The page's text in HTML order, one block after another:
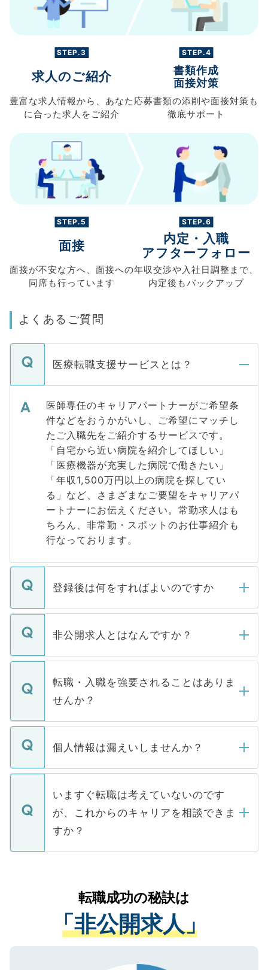
STEP.3
求人のご紹介
豊富な求人情報から、 あなた
に合った求人を ご紹介
STEP.4
書類作成
面接対策
応募書類の添削や面接対策も
徹底サポート
STEP.5
面接
面接が不安な方へ、 面接への
同席も行っています
STEP.6
内定・入職
アフターフォロー
年収交渉や入社日調整まで、
内定後もバックアップ
よくあるご質問
医療転職支援サービスとは？
医師専任のキャリアパートナーがご希望条
件などをおうかがいし、ご希望にマッチし
たご入職先をご紹介するサービスです。
「自宅から近い病院を紹介してほしい」
「医療機器が充実した病院で働きたい」
「年収1,500万円以上の病院を探してい
る」など、さまざまなご要望をキャリアパ
ートナーにお伝えください。常勤求人はも
ちろん、非常勤・スポットのお仕事紹介も
行なっております。
登録後は何をすればよいのですか
ご登録いただきましたら、弊社担当者がご
登録内容を確認し、その後メールもしくは
ます。通常、5営業日以内にはご連絡をせて
いただきますので、しばらくお待ちくださ
非公開求人とはなんですか？
マイナビDOCTORで取り扱っている求人の
うち約3割は、Webサイトからご覧いただ
けない「非公開求人」です。非公開求人は
下記の理由によって、一般には公開してい
ません。
■応募殺到を避けるため 人気のある医療機
関を公にしてしまうと、応募が殺到する場
に、医療機関が求める条件に合った人材の
みを人材紹介会社に依頼するケースが増え
ています。
転職・入職を強要されることはありま
せんか？
転職・入職を強要することは一切ありませ
ん。また、仮に応募先から内定をいただい
定を承諾する必要はありません。内定先へ
の辞退の連絡はキャリアパートナーが行い
個人情報は漏えいしませんか？
個人情報が漏えいすることはありませんの
で、ご安心ください。当サイトからの登録
などで収集したご登録者様の個人情報は、
ご本人のキャリアアップおよび転職活動の
支援を目的に使用いたします。お預かりし
ているすべての個人データはご本人の許可
は、個人情報の取り扱いについての厳密な
管理基準を満たした事業者のみに付与され
る、プライバシーマークを取得済みです。
いますぐ転職は考えていないのです
が、これからのキャリアを相談できま
すか？
かがいして、現在の医療機関の状況や紹介
経験をまじえながら、適切なアドバイスを
させていただきます。すぐにご転職をされ
ない方には、長期的なサポートが可能です
ので、まずはご登録ください。
転職成功の秘訣は
「非公開求人」